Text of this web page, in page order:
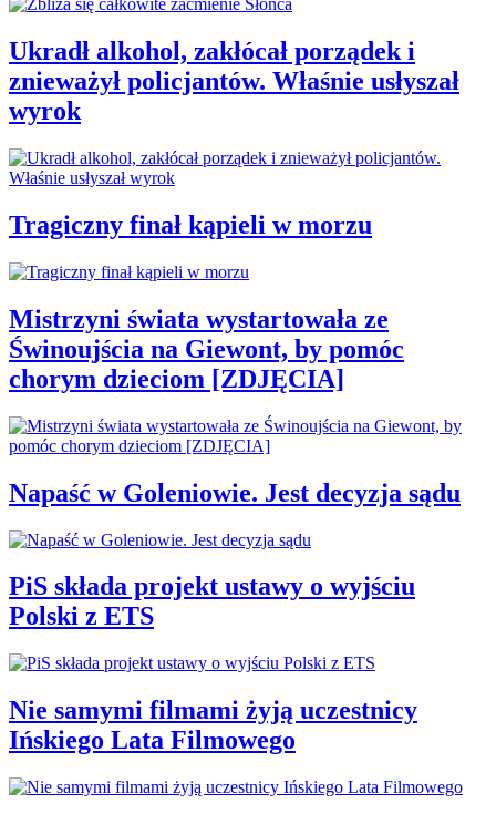
Ukradł alkohol, zakłócał porządek i
znieważył policjantów. Właśnie usłyszał
wyrok
Tragiczny finał kąpieli w morzu
Mistrzyni świata wystartowała ze
Świnoujścia na Giewont, by pomóc
chorym dzieciom [ZDJĘCIA]
Napaść w Goleniowie. Jest decyzja sądu
PiS składa projekt ustawy o wyjściu
Polski z ETS
Nie samymi filmami żyją uczestnicy
Ińskiego Lata Filmowego